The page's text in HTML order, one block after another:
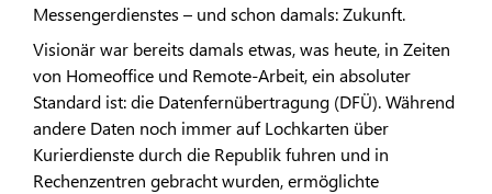
Messengerdienstes – und schon damals: Zukunft.
Visionär war bereits damals etwas, was heute, in Zeiten
von Homeoffice und Remote-Arbeit, ein absoluter
Standard ist: die Datenfernübertragung (DFÜ). Während
andere Daten noch immer auf Lochkarten über
Kurierdienste durch die Republik fuhren und in
Rechenzentren gebracht wurden, ermöglichte